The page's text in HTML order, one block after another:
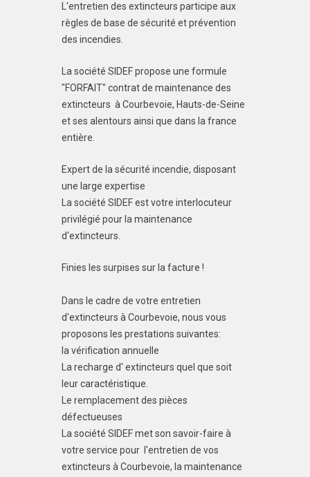
L'entretien des extincteurs participe aux
règles de base de sécurité et prévention
des incendies.
La société SIDEF propose une formule
"FORFAIT" contrat de maintenance des
extincteurs à Courbevoie, Hauts-de-Seine
et ses alentours ainsi que dans la france
entière.
Expert de la sécurité incendie, disposant
une large expertise
La société SIDEF est votre interlocuteur
privilégié pour la maintenance
d'extincteurs.
Finies les surpises sur la facture !
Dans le cadre de votre entretien
d'extincteurs à Courbevoie, nous vous
proposons les prestations suivantes:
la vérification annuelle
La recharge d' extincteurs quel que soit
leur caractéristique.
Le remplacement des pièces
défectueuses
La société SIDEF met son savoir-faire à
votre service pour l'entretien de vos
extincteurs à Courbevoie, la maintenance